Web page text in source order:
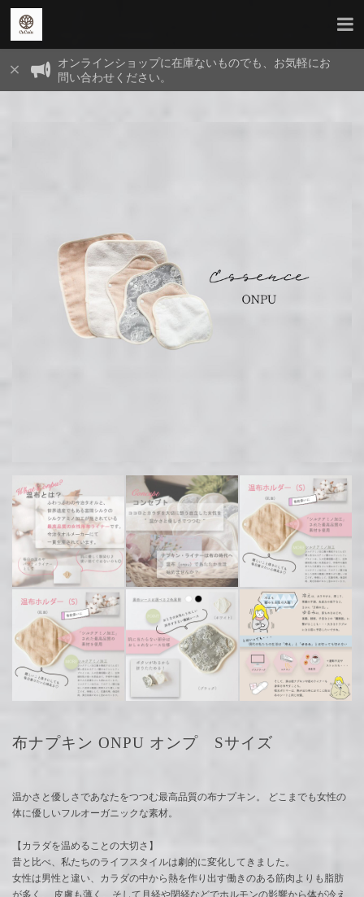
オンラインショップに在庫ないものでも、お気軽にお
問い合わせください。
布ナプキン ONPU オンプ Sサイズ
温かさと優しさであなたをつつむ最高品質の布ナプキン。 どこまでも女性の
体に優しいフルオーガニックな素材。
【カラダを温めることの大切さ】
昔と比べ、私たちのライフスタイルは劇的に変化してきました。
女性は男性と違い、カラダの中から熱を作り出す働きのある筋肉よりも脂肪
が多く、 皮膚も薄く、そして月経や閉経などでホルモンの影響から体が冷え